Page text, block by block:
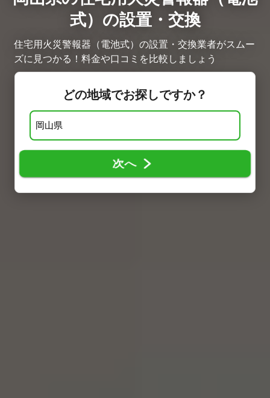
式）の設置・交換
住宅用火災警報器（電池式）の設置・交換業者がスムー
ズに見つかる！料金や口コミを比較しましょう
どの地域でお探しですか？
次へ